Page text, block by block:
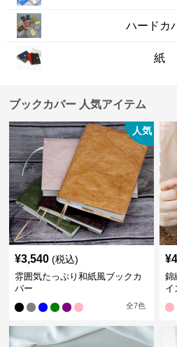
ハードカ
紙
ブックカバー 人気アイテム
人気
¥3,540 (税込)
雰囲気たっぷり和紙風ブックカ
バー
全7色
¥
錦
イ